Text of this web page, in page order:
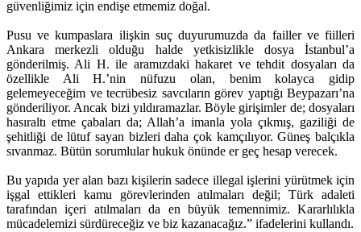
güvenliğimiz için endişe etmemiz doğal.
Pusu ve kumpaslara ilişkin suç duyurumuzda da failler ve fiilleri
Ankara merkezli olduğu halde yetkisizlikle dosya İstanbul’a
gönderilmiş. Ali H. ile aramızdaki hakaret ve tehdit dosyaları da
özellikle Ali H.’nin nüfuzu olan, benim kolayca gidip
gelemeyeceğim ve tecrübesiz savcıların görev yaptığı Beypazarı’na
gönderiliyor. Ancak bizi yıldıramazlar. Böyle girişimler de; dosyaları
hasıraltı etme çabaları da; Allah’a imanla yola çıkmış, gaziliği de
şehitliği de lütuf sayan bizleri daha çok kamçılıyor. Güneş balçıkla
sıvanmaz. Bütün sorumlular hukuk önünde er geç hesap verecek.
Bu yapıda yer alan bazı kişilerin sadece illegal işlerini yürütmek için
işgal ettikleri kamu görevlerinden atılmaları değil; Türk adaleti
tarafından içeri atılmaları da en büyük temennimiz. Kararlılıkla
mücadelemizi sürdüreceğiz ve biz kazanacağız.” ifadelerini kullandı.